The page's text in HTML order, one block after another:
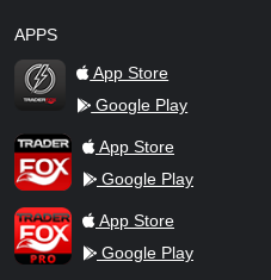
APPS
TraderFox Flash
App Store
Google Play
TraderFox AppApp Store
Google Play
TraderFox ProApp Store
Google Play